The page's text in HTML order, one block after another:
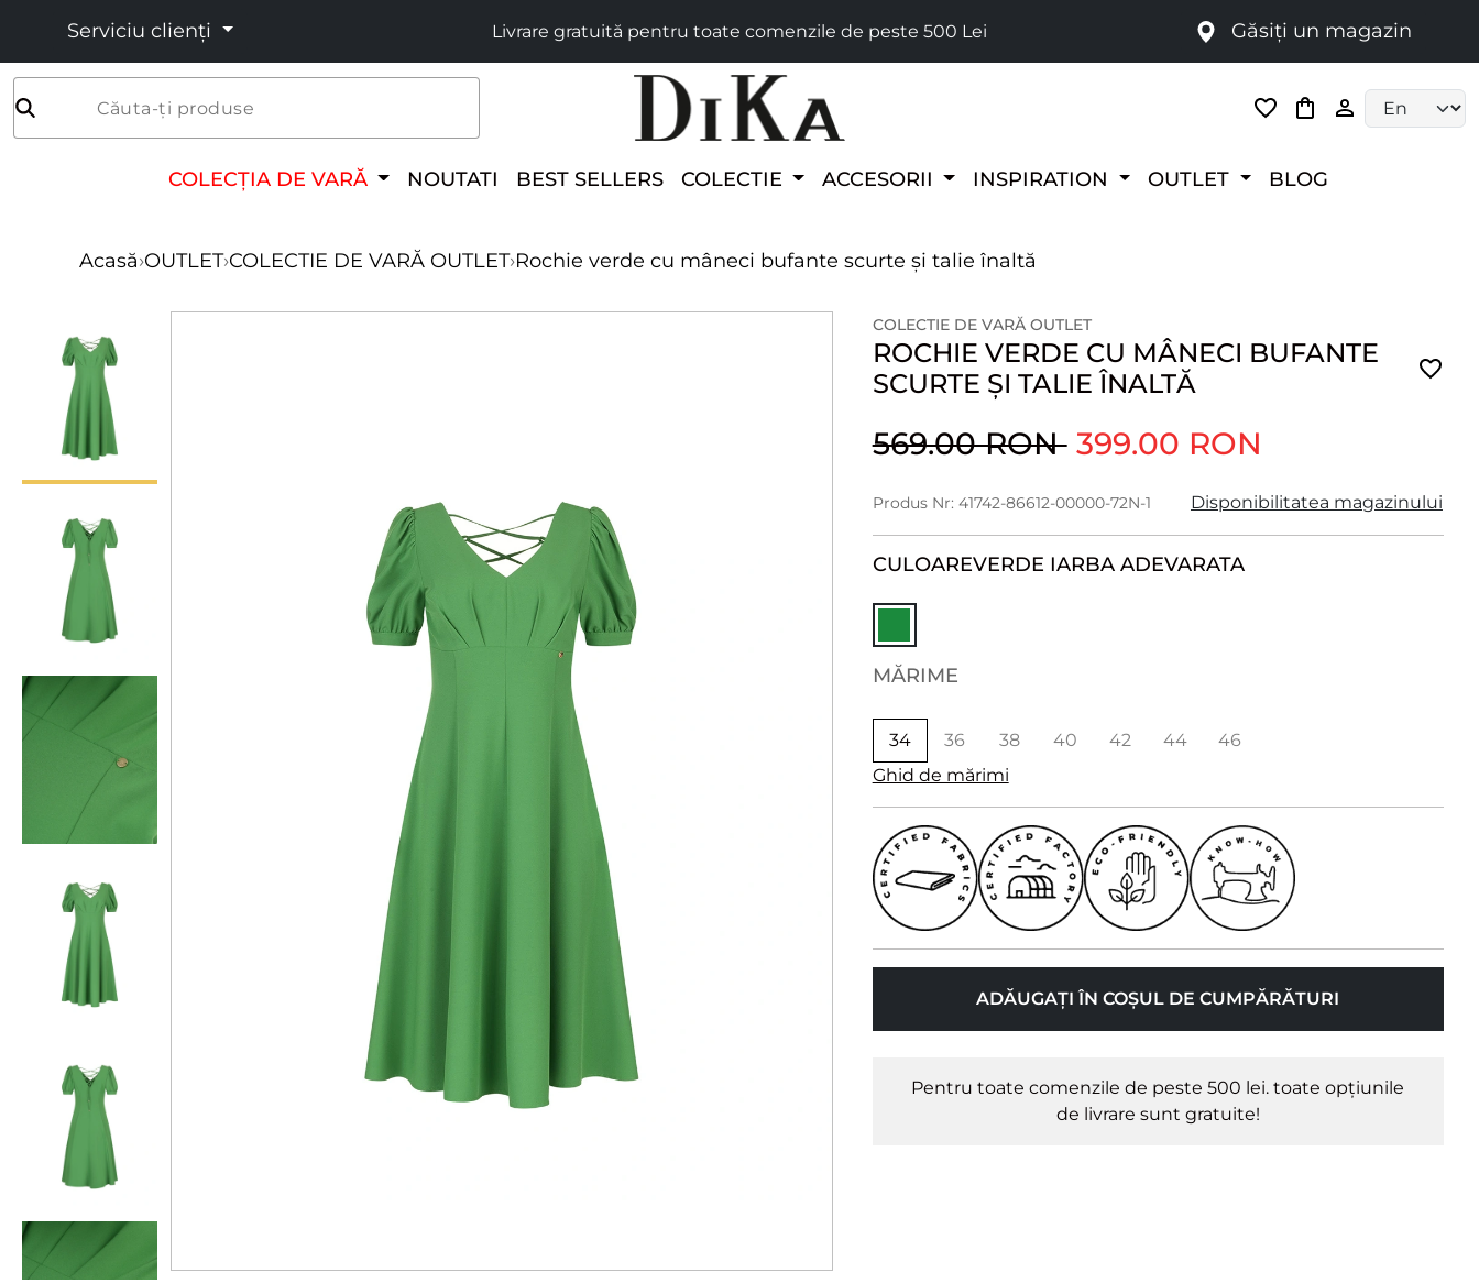
Serviciu clienți Livrare gratuită pentru toate comenzile de peste 500 Lei Găsiți un magazin
Căuta-ți produse
COLECȚIA DE VARĂ NOUTATI BEST SELLERS COLECTIE ACCESORII INSPIRATION OUTLET BLOG
Acasă›OUTLET›COLECTIE DE VARĂ OUTLET›Rochie verde cu mâneci bufante scurte și talie înaltă
COLECTIE DE VARĂ OUTLET
ROCHIE VERDE CU MÂNECI BUFANTE
SCURTE ȘI TALIE ÎNALTĂ
569.00 RON 399.00 RON
Produs Nr: 41742-86612-00000-72N-1 Disponibilitatea magazinului
CULOAREVERDE IARBA ADEVARATA
MĂRIME
34 36 38 40 42 44
46
Ghid de mărimi
ADĂUGAȚI ÎN COȘUL DE CUMPĂRĂTURI
Pentru toate comenzile de peste 500 lei. toate opțiunile
de livrare sunt gratuite!